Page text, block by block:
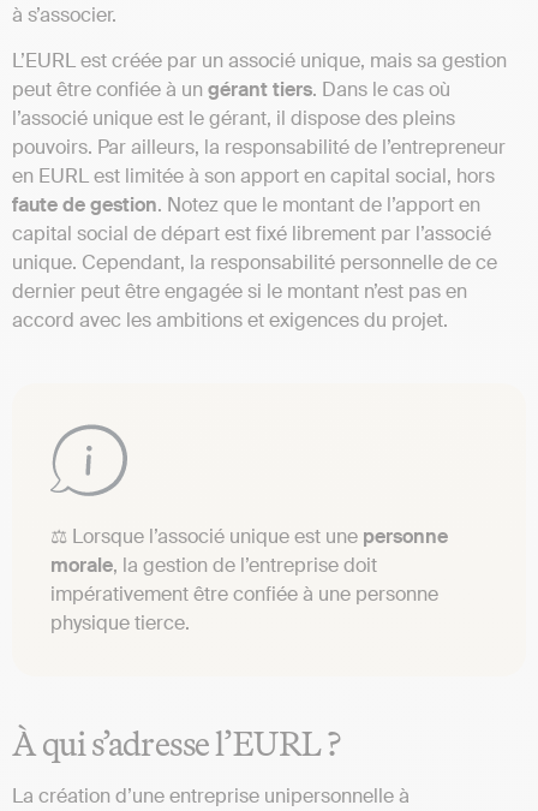
à s’associer.
L’EURL est créée par un associé unique, mais sa gestion
peut être confiée à un géranttiers. Dans le cas où
l’associé unique est le gérant, il dispose des pleins
pouvoirs. Par ailleurs, la responsabilité de l’entrepreneur
en EURL est limitée à son apport en capital social, hors
faute de gestion. Notez que le montant de l’apport en
capital social de départ est fixé librement par l’associé
unique. Cependant, la responsabilité personnelle de ce
dernier peut être engagée si le montant n’est pas en
accord avec les ambitions et exigences du projet.
⚖️ Lorsque l’associé unique est une personne
morale, la gestion de l’entreprise doit
impérativement être confiée à une personne
physique tierce.
À qui s’adresse l’EURL ?
La création d’une entreprise unipersonnelle à